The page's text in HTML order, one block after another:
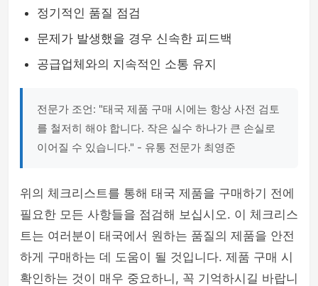
정기적인 품질 점검
문제가 발생했을 경우 신속한 피드백
공급업체와의 지속적인 소통 유지
전문가 조언: "태국 제품 구매 시에는 항상 사전 검토
를 철저히 해야 합니다. 작은 실수 하나가 큰 손실로
이어질 수 있습니다." - 유통 전문가 최영준
위의 체크리스트를 통해 태국 제품을 구매하기 전에
필요한 모든 사항들을 점검해 보십시오. 이 체크리스
트는 여러분이 태국에서 원하는 품질의 제품을 안전
하게 구매하는 데 도움이 될 것입니다. 제품 구매 시
확인하는 것이 매우 중요하니, 꼭 기억하시길 바랍니